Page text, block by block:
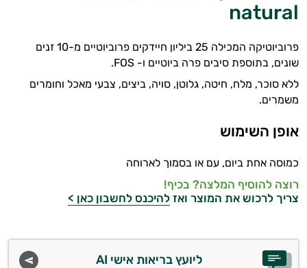
natural
פרוביוטיקה המכילה 25 ביליון חיידקים פרוביוטיים מ-10 זנים
שונים, בתוספת סיבים פרה ביוטיים ו- FOS.
ללא סוכר, מלח, חיטה, גלוטן, סויה, ביצים, צבעי מאכל וחומרים
משמרים.
אופן השימוש
כמוסה אחת ביום, עם או בסמוך לארוחה
רוצה להוסיף המלצה? בכיף!
צריך לרכוש את המוצר ואז להיכנס לחשבון כאן >
ליועץ בריאות אישי AI